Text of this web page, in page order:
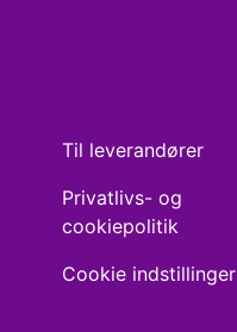
Til leverandører
Privatlivs- og
cookiepolitik
Cookie indstillinger